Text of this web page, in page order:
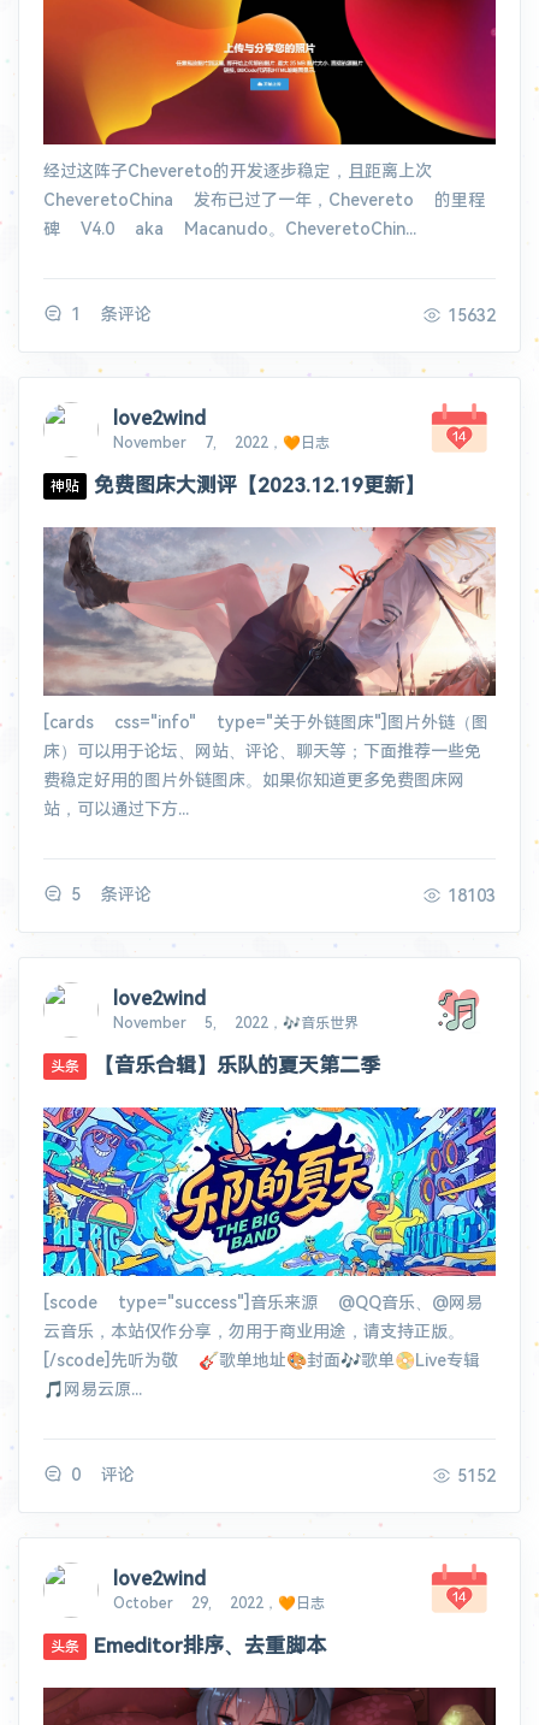
经过这阵子Chevereto的开发逐步稳定，且距离上次
CheveretoChina 发布已过了一年，Chevereto 的里程
碑 V4.0 aka Macanudo。CheveretoChin...
1 条评论 15632
love2wind
November 7, 2022，🧡日志
神贴 免费图床大测评【2023.12.19更新】
[cards css="info" type="关于外链图床"]图片外链（图
床）可以用于论坛、网站、评论、聊天等；下面推荐一些免
费稳定好用的图片外链图床。如果你知道更多免费图床网
站，可以通过下方...
5 条评论 18103
love2wind
November 5, 2022，🎶音乐世界
头条 【音乐合辑】乐队的夏天第二季
[scode type="success"]音乐来源 @QQ音乐、@网易
云音乐，本站仅作分享，勿用于商业用途，请支持正版。
[/scode]先听为敬 🎸歌单地址🎨封面🎶歌单📀Live专辑
🎵网易云原...
0 评论 5152
love2wind
October 29, 2022，🧡日志
头条 Emeditor排序、去重脚本